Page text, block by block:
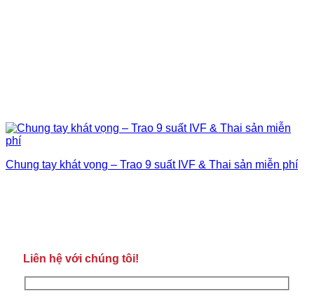
Chung tay khát vọng – Trao 9 suất IVF & Thai sản miễn phí
Liên hệ với chúng tôi!